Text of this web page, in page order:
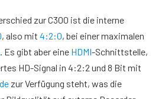
zur C300 ist die interne
, also mit 4:2:0, bei einer maximalen
. Es gibt aber eine HDMI-Schnittstelle,
HD-Signal in 4:2:2 und 8 Bit mit
zur Verfügung steht, was die